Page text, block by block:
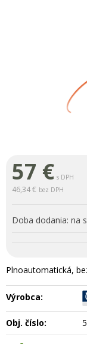
57 € s DPH
46,34 € bez DPH
Doba dodania: na
Plnoautomatická,
Výrobca:
Obj. číslo: